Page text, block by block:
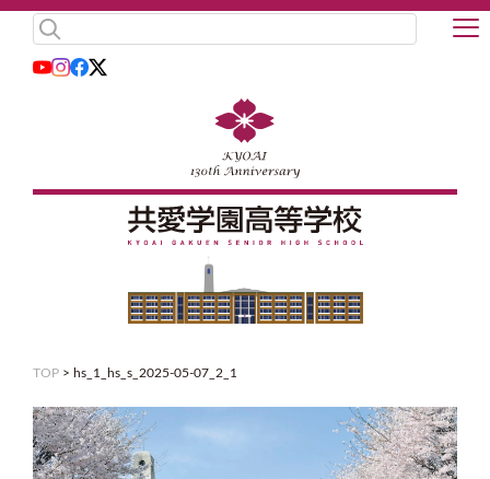
TOP > hs_1_hs_s_2025-05-07_2_1